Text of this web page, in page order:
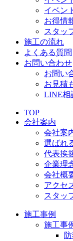
イベン
お得情
スタッ
施工の流れ
よくある質問
お問い合わせ
お問い
お見積
LINE相
TOP
会社案内
会社案
選ばれ
代表挨
企業理
会社概
アクセ
スタッ
施工事例
施工事